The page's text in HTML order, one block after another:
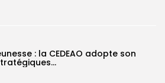
: la CEDEAO adopte son